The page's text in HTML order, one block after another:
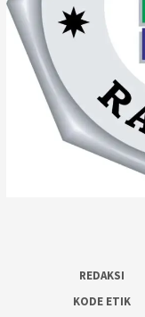
REDAKSI
KODE ETIK